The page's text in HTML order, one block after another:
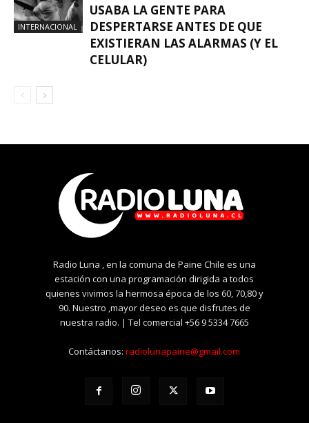
INTERNACIONAL
USABA LA GENTE PARA
DESPERTARSE ANTES DE QUE
EXISTIERAN LAS ALARMAS (Y EL
CELULAR)
Radio Luna , en la comuna de Paine Chile es una
estación con una programación dirigida a todos
quienes vivimos la hermosa época de los 60, 70,80 y
90. Nuestro ,mayor deseo es que disfrutes de
nuestra radio. | Tel comercial +56 9 5334 7665
Contáctanos:radiolunapaine@gmail.com